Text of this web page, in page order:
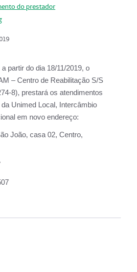
do prestador
a partir do dia 18/11/2019, o
– Centro de Reabilitação S/S
8), prestará os atendimentos
da Unimed Local, Intercâmbio
em novo endereço:
João, casa 02, Centro,